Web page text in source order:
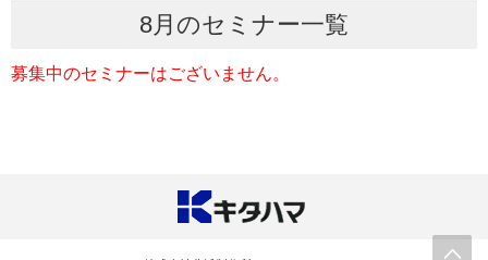
8月のセミナー一覧
募集中のセミナーはございません。